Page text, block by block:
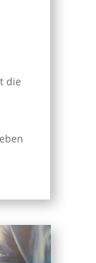
die